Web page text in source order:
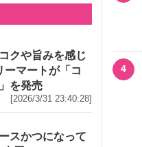
クや旨みを感じ
ーマートが「コ
を発売
[2026/3/31 23:40:28]
スかつになって
4